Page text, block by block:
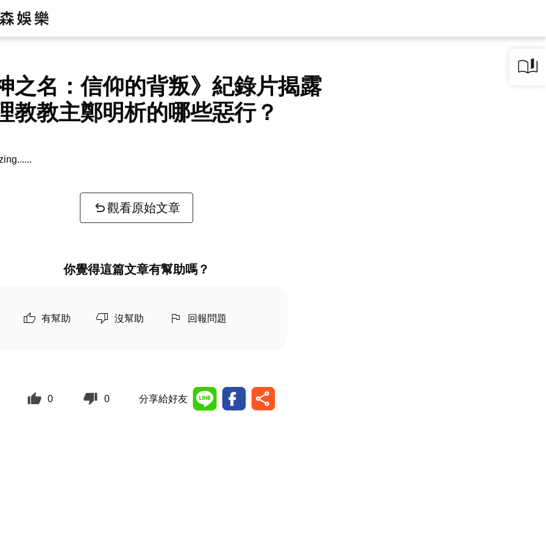
之名：信仰的背叛》紀錄片揭露
教教主鄭明析的哪些惡行？
觀看原始文章
你覺得這篇文章有幫助嗎？
有幫助 沒幫助 回報問題
0 0 分享給好友